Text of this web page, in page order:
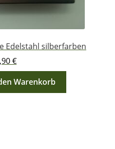
Edelstahl silberfarben
€
Warenkorb